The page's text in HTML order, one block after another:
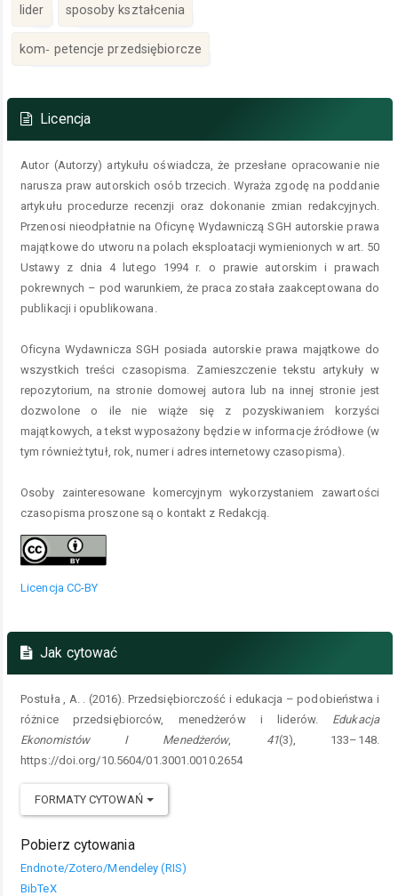
lider sposoby kształcenia
kom‑ petencje przedsiębiorcze
artykułu
Licencja
Autor (Autorzy) artykułu oświadcza, że przesłane opracowanie nie
narusza praw autorskich osób trzecich. Wyraża zgodę na poddanie
artykułu procedurze recenzji oraz dokonanie zmian redakcyjnych.
Przenosi nieodpłatnie na Oficynę Wydawniczą SGH autorskie prawa
majątkowe do utworu na polach eksploatacji wymienionych w art. 50
Ustawy z dnia 4 lutego 1994 r. o prawie autorskim i prawach
pokrewnych – pod warunkiem, że praca została zaakceptowana do
publikacji i opublikowana.
Oficyna Wydawnicza SGH posiada autorskie prawa majątkowe do
wszystkich treści czasopisma. Zamieszczenie tekstu artykuły w
repozytorium, na stronie domowej autora lub na innej stronie jest
dozwolone o ile nie wiąże się z pozyskiwaniem korzyści
majątkowych, a tekst wyposażony będzie w informacje źródłowe (w
tym również tytuł, rok, numer i adres internetowy czasopisma).
Osoby zainteresowane komercyjnym wykorzystaniem zawartości
czasopisma proszone są o kontakt z Redakcją.
Licencja CC-BY
Jak cytować
Postuła , A. . (2016). Przedsiębiorczość i edukacja – podobieństwa i
różnice przedsiębiorców, menedżerów i liderów. Edukacja
Ekonomistów I Menedżerów, 41(3), 133–148.
https://doi.org/10.5604/01.3001.0010.2654
FORMATY CYTOWAŃ
Pobierz cytowania
Endnote/Zotero/Mendeley (RIS)
BibTeX